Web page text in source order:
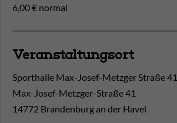
6,00 € normal
Veranstaltungsort
Sporthalle Max-Josef-Metzger Straße 41
Max-Josef-Metzger-Straße 41
14772 Brandenburg an der Havel